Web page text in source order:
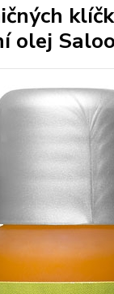
olej